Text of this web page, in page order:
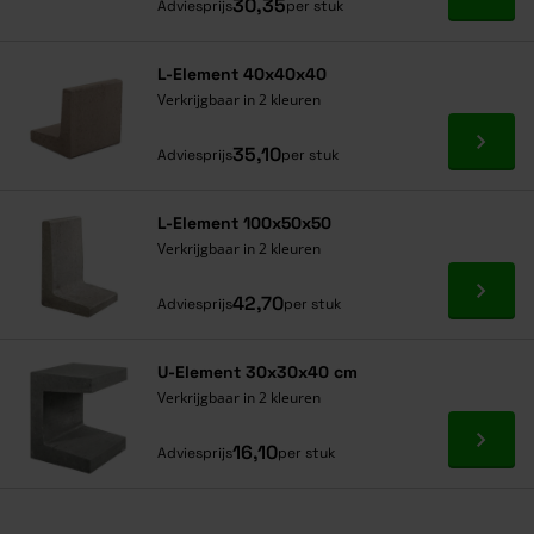
Adviesprijs30,35per stuk
L-Element 40x40x40
Verkrijgbaar in 2 kleuren
Adviesprijs35,10per stuk Ga
L-Element 100x50x50
Verkrijgbaar in 2 kleuren
Adviesprijs42,70per stuk Ga
U-Element 30x30x40 cm
Verkrijgbaar in 2 kleuren
Adviesprijs16,10per stuk Ga